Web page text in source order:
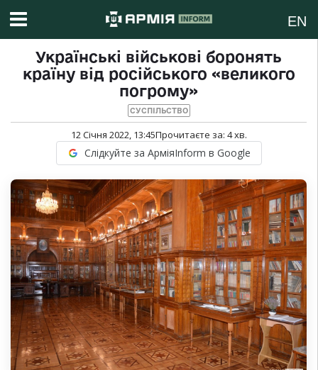
EN
Українські військові боронять
країну від російського «великого
погрому»
СУСПІЛЬСТВО
12 Січня 2022, 13:45Прочитаєте за: 4хв.
Слідкуйте за АрміяInform в Google